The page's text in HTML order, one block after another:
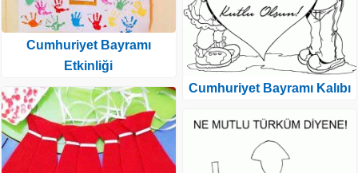
Cumhuriyet Bayramı
Etkinliği
Cumhuriyet Bayramı Kalıbı